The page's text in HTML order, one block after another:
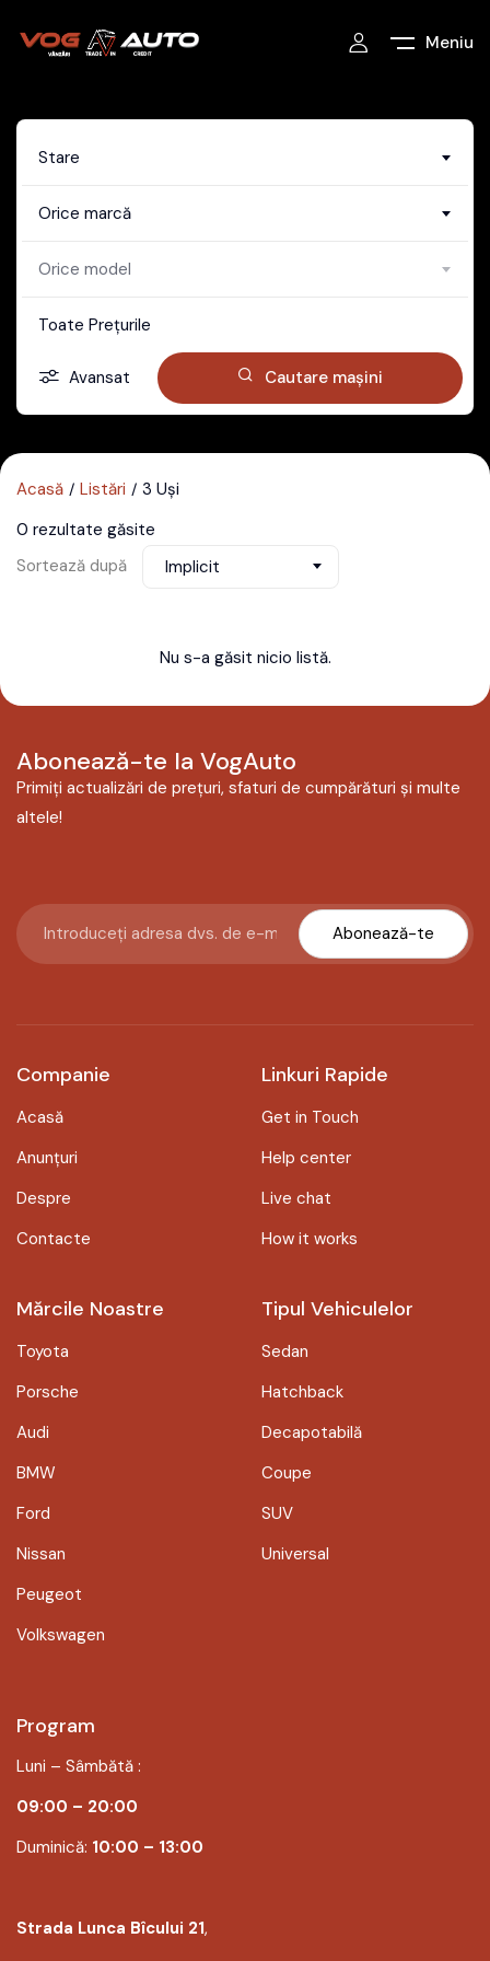
Meniu
Stare
Orice marcă
Orice model
Toate Prețurile
Avansat Cautare mașini
Acasă Listări
3 Uși
0 rezultate găsite
Sortează după
Implicit
Nu s-a găsit nicio listă.
Abonează-te la VogAuto
Primiți actualizări de prețuri, sfaturi de cumpărături și multe
altele!
Abonează-te
Companie
Acasă
Anunțuri
Despre
Contacte
Linkuri Rapide
Get in Touch
Help center
Live chat
How it works
Mărcile Noastre
Toyota
Porsche
Audi
BMW
Ford
Nissan
Peugeot
Volkswagen
Tipul Vehiculelor
Sedan
Hatchback
Decapotabilă
Coupe
SUV
Universal
Program
Luni – Sâmbătă :
09:00 – 20:00
Duminică: 10:00 – 13:00
Strada Lunca Bîcului 21,